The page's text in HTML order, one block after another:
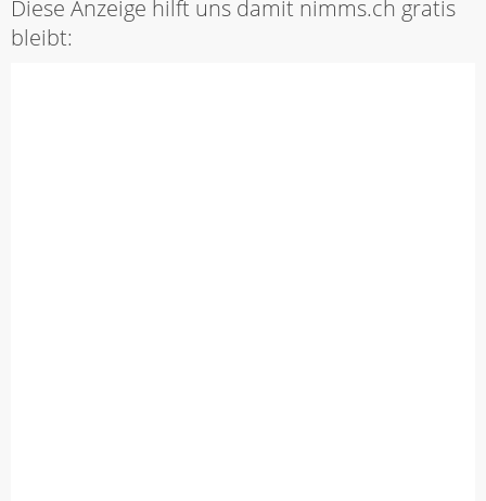
Diese Anzeige hilft uns damit nimms.ch gratis
bleibt: